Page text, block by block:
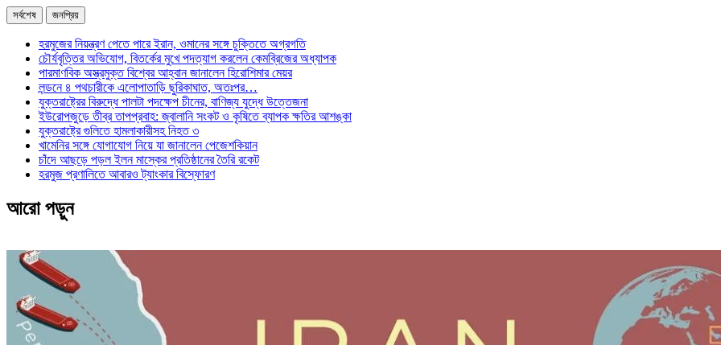
সর্বশেষ জনপ্রিয়
হরমুজের নিয়ন্ত্রণ পেতে পারে ইরান, ওমানের সঙ্গে চুক্তিতে অগ্রগতি
চৌর্যবৃত্তির অভিযোগ, বিতর্কের মুখে পদত্যাগ করলেন কেমব্রিজের অধ্যাপক
পারমাণবিক অস্ত্রমুক্ত বিশ্বের আহ্বান জানালেন হিরোশিমার মেয়র
লন্ডনে ৪ পথচারীকে এলোপাতাড়ি ছুরিকাঘাত, অতঃপর…
যুক্তরাষ্ট্রের বিরুদ্ধে পালটা পদক্ষেপ চীনের, বাণিজ্য যুদ্ধে ‍উত্তেজনা
ইউরোপজুড়ে তীব্র তাপপ্রবাহ: জ্বালানি সংকট ও কৃষিতে ব্যাপক ক্ষতির আশঙ্কা
যুক্তরাষ্ট্রে গুলিতে হামলাকারীসহ নিহত ৩
খামেনির সঙ্গে যোগাযোগ নিয়ে যা জানালেন পেজেশকিয়ান
চাঁদে আছড়ে পড়ল ইলন মাস্কের প্রতিষ্ঠানের তৈরি রকেট
হরমুজ প্রণালিতে আবারও ট্যাংকার বিস্ফোরণ
আরো পড়ুন